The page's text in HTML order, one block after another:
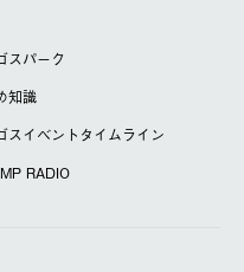
スパーク
知識
スイベントタイムライン
RADIO